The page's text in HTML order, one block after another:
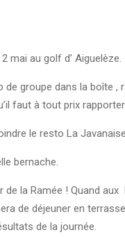
mai au golf d’ Aiguelèze.
groupe dans la boîte ,
faut à tout prix
le resto La
bernache.
la Ramée ! Quand
de déjeuner en
de la journée.